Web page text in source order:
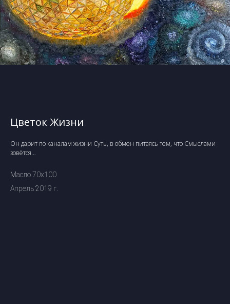
Цветок Жизни
Он дарит по каналам жизни Суть, в обмен питаясь тем, что Смыслами
зовётся…
Масло 70х100
Апрель 2019 г.